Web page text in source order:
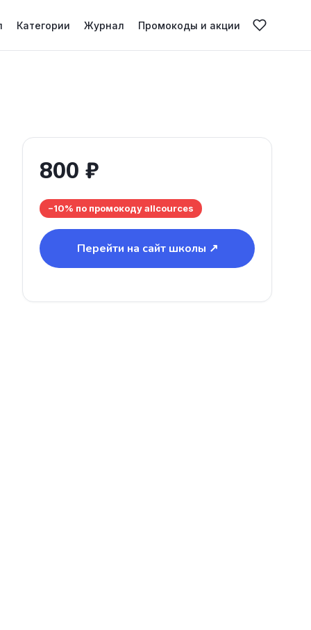
Категории Журнал Промокоды и акции
800 ₽
−10% по промокоду allcources
Перейти на сайт школы ↗